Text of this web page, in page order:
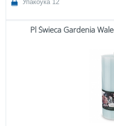
Упакоўка 12
Pl Świeca Gardenia